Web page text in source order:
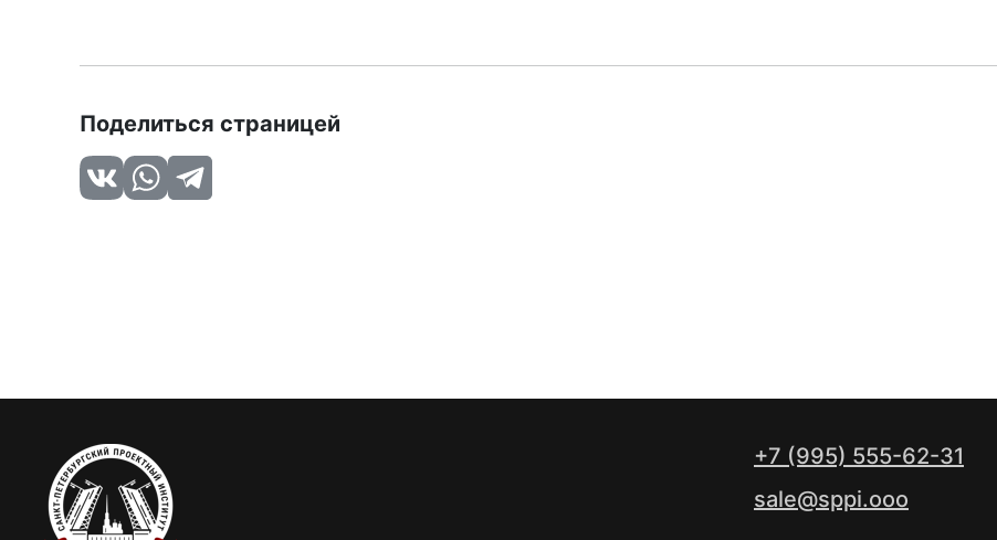
Поделиться страницей
+7 (995) 555-62-31
sale@sppi.ooo